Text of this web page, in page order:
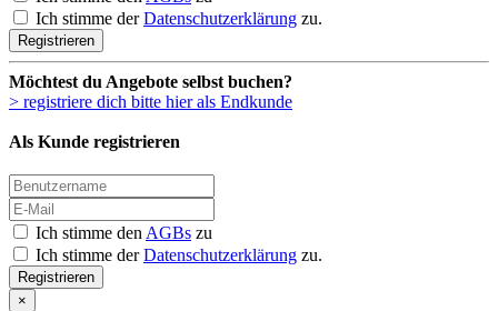
Ich stimme derDatenschutzerklärung zu.
Registrieren
Möchtest du Angebote selbst buchen?
> registriere dich bitte hier als Endkunde
Als Kunde registrieren
Ich stimme den AGBs zu
Ich stimme derDatenschutzerklärung zu.
Registrieren
×